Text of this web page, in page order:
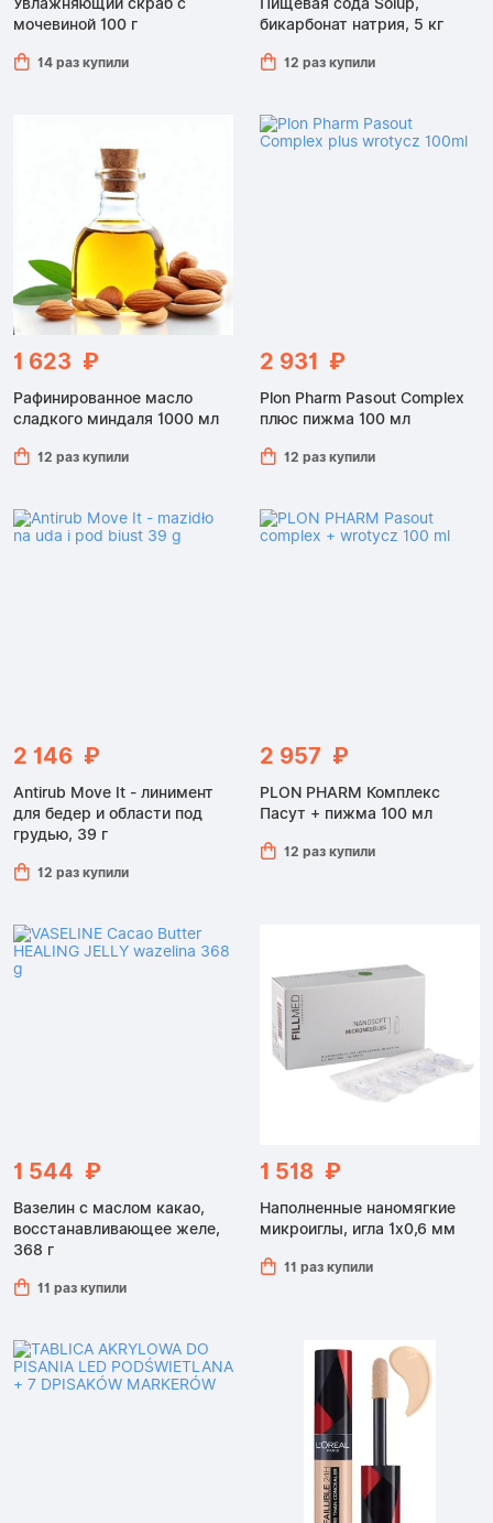
мочевиной 100 г
14 раз купили
бикарбонат натрия, 5 кг
12 раз купили
1 623 ₽
Рафинированное масло
сладкого миндаля 1000 мл
12 раз купили
2 931 ₽
Plon Pharm Pasout Complex
плюс пижма 100 мл
12 раз купили
2 146 ₽
Antirub Move It - линимент
для бедер и области под
грудью, 39 г
12 раз купили
2 957 ₽
PLON PHARM Комплекс
Пасут + пижма 100 мл
12 раз купили
1 544 ₽
Вазелин с маслом какао,
восстанавливающее желе,
368 г
11 раз купили
1 518 ₽
Наполненные наномягкие
микроиглы, игла 1x0,6 мм
11 раз купили